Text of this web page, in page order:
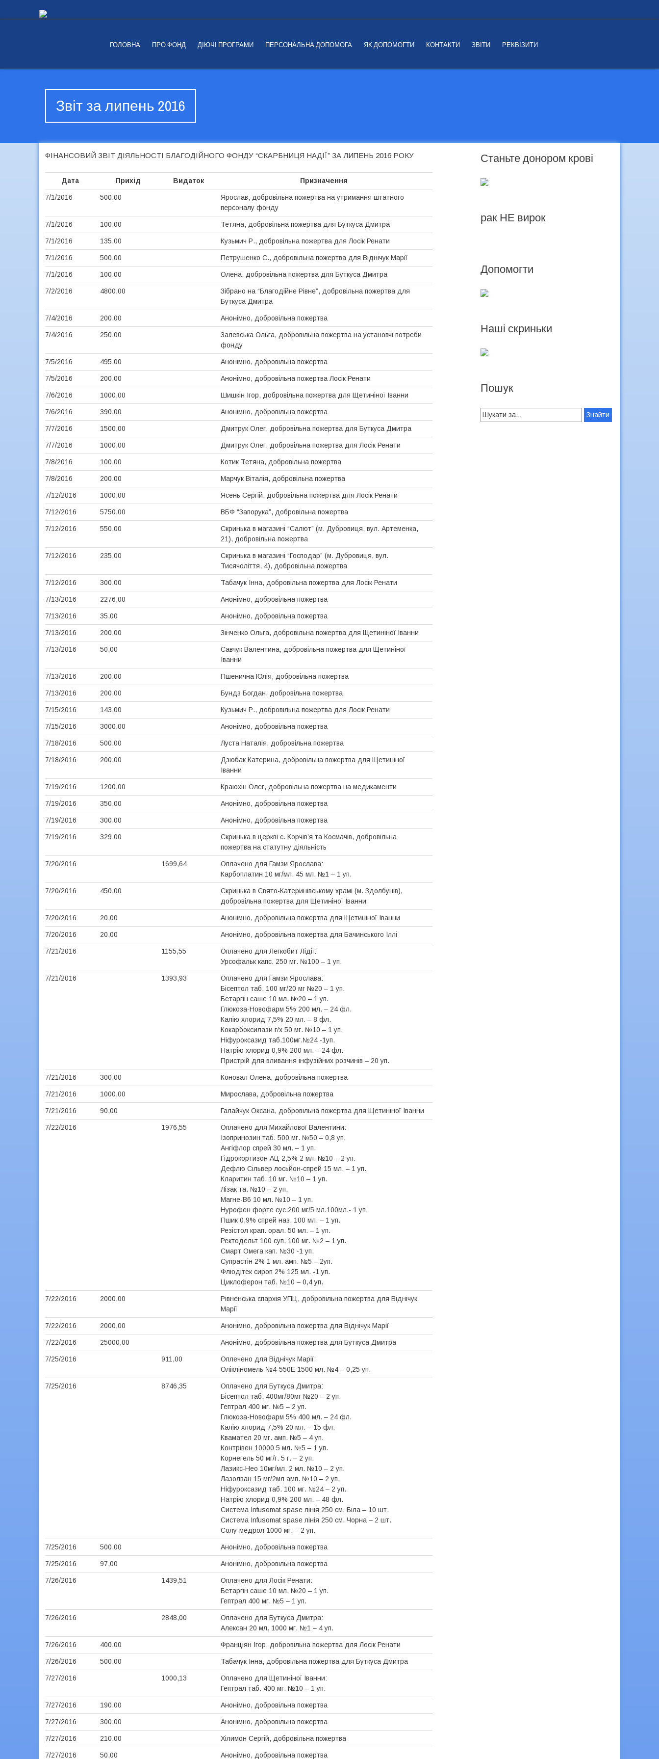
ГОЛОВНА ПРО ФОНД ДІЮЧІ ПРОГРАМИ ПЕРСОНАЛЬНА ДОПОМОГА ЯК ДОПОМОГТИ КОНТАКТИ ЗВІТИ РЕКВІЗИТИ
Звіт за липень 2016
ФІНАНСОВИЙ ЗВІТ ДІЯЛЬНОСТІ БЛАГОДІЙНОГО ФОНДУ “СКАРБНИЦЯ НАДІЇ” ЗА ЛИПЕНЬ 2016 РОКУ
Дата Прихід Видаток Призначення
7/1/2016 500,00
Ярослав, добровільна пожертва на утримання штатного
персоналу фонду
7/1/2016 100,00 Тетяна, добровiльна пожертва для Буткуса Дмитра
7/1/2016 135,00 Кузьмич Р., добровільна пожертва для Лосік Ренати
7/1/2016 500,00 Петрушенко С., добровільна пожертва для Віднічук Марії
7/1/2016 100,00 Олена, добровiльна пожертва для Буткуса Дмитра
7/2/2016 4800,00
Зібрано на “Благодійне Рівне”, добровiльна пожертва для
Буткуса Дмитра
7/4/2016 200,00 Анонімно, добровільна пожертва
7/4/2016 250,00
Залевська Ольга, добровільна пожертва на установчі потреби
фонду
7/5/2016 495,00 Анонімно, добровільна пожертва
7/5/2016 200,00 Анонімно, добровільна пожертва Лосiк Ренати
7/6/2016 1000,00 Шишкін Ігор, добровiльна пожертва для Щетинiної Iванни
7/6/2016 390,00 Анонімно, добровільна пожертва
7/7/2016 1500,00 Дмитрук Олег, добровiльна пожертва для Буткуса Дмитра
7/7/2016 1000,00 Дмитрук Олег, добровiльна пожертва для Лосiк Ренати
7/8/2016 100,00 Котик Тетяна, добровільна пожертва
7/8/2016 200,00 Марчук Віталія, добровільна пожертва
7/12/2016 1000,00 Ясень Сергій, добровільна пожертва для Лосік Ренати
7/12/2016 5750,00 ВБФ “Запорука”, добровільна пожертва
7/12/2016 550,00
Скринька в магазині “Салют” (м. Дубровиця, вул. Артеменка,
21), добровільна пожертва
7/12/2016 235,00
Скринька в магазині “Господар” (м. Дубровиця, вул.
Тисячоліття, 4), добровільна пожертва
7/12/2016 300,00 Табачук Інна, добровiльна пожертва для Лосiк Ренати
7/13/2016 2276,00 Анонімно, добровільна пожертва
7/13/2016 35,00 Анонімно, добровільна пожертва
7/13/2016 200,00 Зінченко Ольга, добровільна пожертва для Щетиніної Іванни
7/13/2016 50,00
Савчук Валентина, добровільна пожертва для Щетинiної
Iванни
7/13/2016 200,00 Пшенична Юлія, добровільна пожертва
7/13/2016 200,00 Бундз Богдан, добровiльна пожертва
7/15/2016 143,00 Кузьмич Р., добровільна пожертва для Лосік Ренати
7/15/2016 3000,00 Анонімно, добровільна пожертва
7/18/2016 500,00 Луста Наталія, добровільна пожертва
7/18/2016 200,00
Дзюбак Катерина, добровiльна пожертва для Щетинiної
Iванни
7/19/2016 1200,00 Краюхін Олег, добровільна пожертва на медикаменти
7/19/2016 350,00 Анонімно, добровільна пожертва
7/19/2016 300,00 Анонімно, добровільна пожертва
7/19/2016 329,00
Скринька в церкві с. Корчів’я та Космачів, добровiльна
пожертва на статутну дiяльнiсть
7/20/2016 1699,64
Оплачено для Гамзи Ярослава:
Карбоплатин 10 мг/мл. 45 мл. №1 – 1 уп.
7/20/2016 450,00
Скринька в Свято-Катеринівському храмі (м. Здолбунів),
добровільна пожертва для Щетиніної Іванни
7/20/2016 20,00 Анонімно, добровiльна пожертва для Щетинiної Iванни
7/20/2016 20,00 Анонімно, добровiльна пожертва для Бачинського Іллі
7/21/2016 1155,55
Оплачено для Легкобит Лідії:
Урсофальк капс. 250 мг. №100 – 1 уп.
7/21/2016 1393,93
Оплачено для Гамзи Ярослава:
Бісептол таб. 100 мг/20 мг №20 – 1 уп.
Бетаргін саше 10 мл. №20 – 1 уп.
Глюкоза-Новофарм 5% 200 мл. – 24 фл.
Калію хлорид 7,5% 20 мл. – 8 фл.
Кокарбоксилази г/х 50 мг. №10 – 1 уп.
Ніфуроксазид таб.100мг.№24 -1уп.
Натрію хлорид 0,9% 200 мл. – 24 фл.
Пристрій для вливання інфузійних розчинів – 20 уп.
7/21/2016 300,00 Коновал Олена, добровільна пожертва
7/21/2016 1000,00 Мирослава, добровiльна пожертва
7/21/2016 90,00 Галайчук Оксана, добровільна пожертва для Щетинiної Iванни
7/22/2016 1976,55
Оплачено для Михайлової Валентини:
Ізопринозин таб. 500 мг. №50 – 0,8 уп.
Ангіфлор спрей 30 мл. – 1 уп.
Гідрокортизон АЦ 2,5% 2 мл. №10 – 2 уп.
Дефлю Сільвер лосьйон-спрей 15 мл. – 1 уп.
Кларитин таб. 10 мг. №10 – 1 уп.
Лізак та. №10 – 2 уп.
Магне-В6 10 мл. №10 – 1 уп.
Нурофен форте сус.200 мг/5 мл.100мл.- 1 уп.
Пшик 0,9% спрей наз. 100 мл. – 1 уп.
Резістол крап. орал. 50 мл. – 1 уп.
Ректодельт 100 суп. 100 мг. №2 – 1 уп.
Смарт Омега кап. №30 -1 уп.
Супрастін 2% 1 мл. амп. №5 – 2уп.
Флюдітек сироп 2% 125 мл. -1 уп.
Циклоферон таб. №10 – 0,4 уп.
7/22/2016 2000,00
Рівненська єпархія УПЦ, добровільна пожертва для Віднічук
Марії
7/22/2016 2000,00 Анонімно, добровільна пожертва для Віднічук Марії
7/22/2016 25000,00 Анонімно, добровільна пожертва для Буткуса Дмитра
7/25/2016 911,00
Оплечено для Віднічук Марії:
Олікліномель №4-550Е 1500 мл. №4 – 0,25 уп.
7/25/2016 8746,35
Оплачено для Буткуса Дмитра:
Бісептол таб. 400мг/80мг №20 – 2 уп.
Гептрал 400 мг. №5 – 2 уп.
Глюкоза-Новофарм 5% 400 мл. – 24 фл.
Калію хлорид 7,5% 20 мл. – 15 фл.
Квамател 20 мг. амп. №5 – 4 уп.
Контрівен 10000 5 мл. №5 – 1 уп.
Корнегель 50 мг/г. 5 г. – 2 уп.
Лазикс-Нео 10мг/мл. 2 мл. №10 – 2 уп.
Лазолван 15 мг/2мл амп. №10 – 2 уп.
Ніфуроксазид таб. 100 мг. №24 – 2 уп.
Натрію хлорид 0,9% 200 мл. – 48 фл.
Система Infusomat spase лінія 250 см. Біла – 10 шт.
Система Infusomat spase лінія 250 см. Чорна – 2 шт.
Солу-медрол 1000 мг. – 2 уп.
7/25/2016 500,00 Анонімно, добровiльна пожертва
7/25/2016 97,00 Анонімно, добровiльна пожертва
7/26/2016 1439,51
Оплачено для Лосік Ренати:
Бетаргін саше 10 мл. №20 – 1 уп.
Гептрал 400 мг. №5 – 1 уп.
7/26/2016 2848,00
Оплачено для Буткуса Дмитра:
Алексан 20 мл. 1000 мг. №1 – 4 уп.
7/26/2016 400,00 Франціян Ігор, добровільна пожертва для Лосік Ренати
7/26/2016 500,00 Табачук Інна, добровiльна пожертва для Буткуса Дмитра
7/27/2016 1000,13
Оплачено для Щетиніної Іванни:
Гептрал таб. 400 мг. №10 – 1 уп.
7/27/2016 190,00 Анонімно, добровiльна пожертва
7/27/2016 300,00 Анонімно, добровiльна пожертва
7/27/2016 210,00 Хілимон Сергій, добровільна пожертва
7/27/2016 50,00 Анонімно, добровiльна пожертва
Станьте донором крові
рак НЕ вирок
Допомогти
Наші скриньки
Пошук
Search
for: